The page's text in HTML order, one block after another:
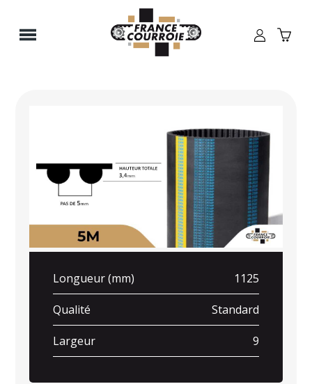
Longueur (mm) 1125
Qualité Standard
Largeur 9
Panneau de gestion des cookies